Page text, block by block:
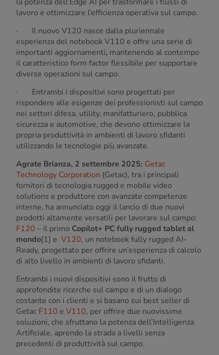
lavoro e ottimizzare l’efficienza operativa sul campo.
· Il nuovo V120 nasce dalla pluriennale
esperienza del notebook V110 e offre una serie di
importanti aggiornamenti, mantenendo al contempo
il caratteristico form factor flessibile per supportare
diverse operazioni sul campo.
· Entrambi i dispositivi sono progettati per
rispondere alle esigenze dei professionisti sul campo
nei settori difesa, utility, manifatturiero, pubblica
sicurezza e automotive, che devono ottimizzare la
propria produttività in ambienti di lavoro sfidanti
utilizzando le tecnologie più avanzate.
Agrate Brianza, 2 settembre 2025: Getac
Technology Corporation (Getac), tra i principali
fornitori di tecnologia rugged e mobile video
solutions e produttore con avanzate competenze
interne, ha annunciato oggi il lancio di due nuovi
prodotti altamente versatili per lavorare sul campo:
F120 – il primo Copilot+ PC fully rugged tablet al
mondo[1] e V120, un notebook fully rugged AI-
Ready, progettato per offrire un’esperienza di calcolo
di alto livello in ambienti di lavoro sfidanti.
Entrambi i nuovi dispositivi sono il frutto di
approfondite ricerche sul campo e di un dialogo
costante con i clienti e si basano sui best seller di
Getac F110 e V110, per offrire due nuovissime
soluzioni, che sfruttano la potenza dell’Intelligenza
Artificiale, aprendo la strada a livelli senza
precedenti di produttività sul campo.